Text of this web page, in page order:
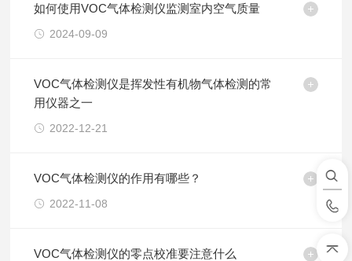
如何使用VOC气体检测仪监测室内空气质量
2024-09-09
VOC气体检测仪是挥发性有机物气体检测的常
用仪器之一
2022-12-21
VOC气体检测仪的作用有哪些？
2022-11-08
VOC气体检测仪的零点校准要注意什么